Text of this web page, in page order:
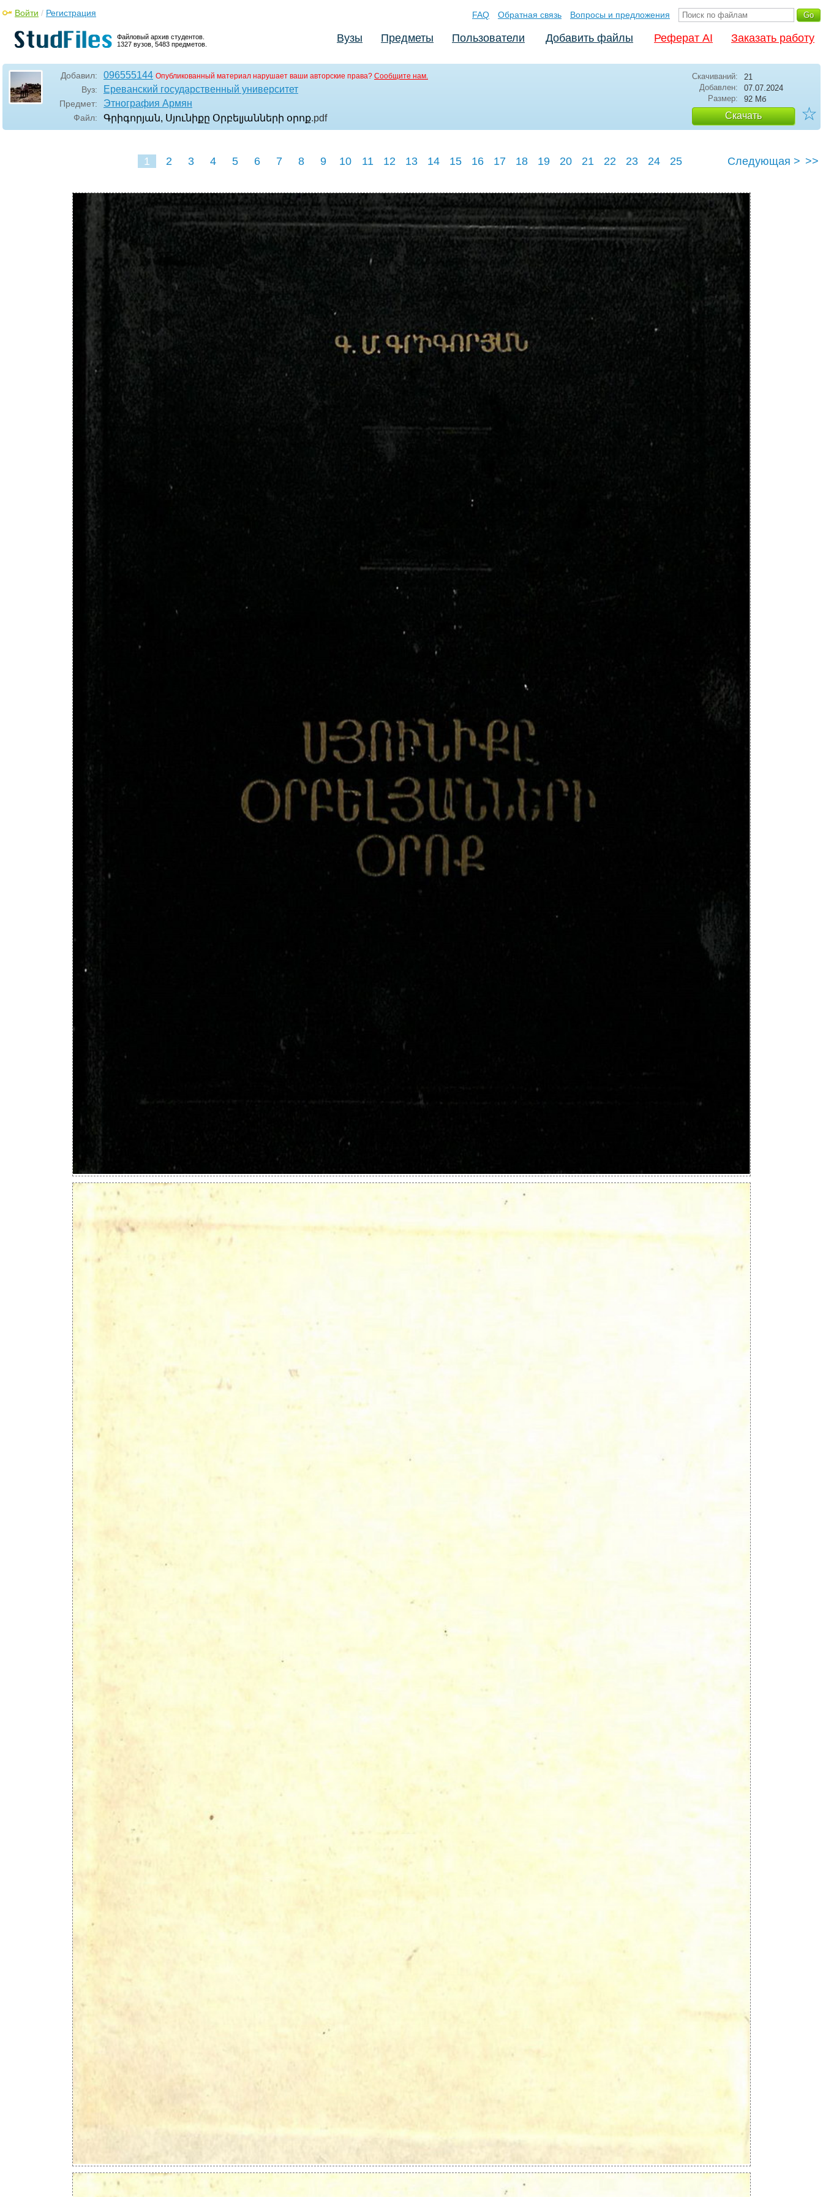
Файловый архив студентов.
1327 вузов, 5483 предметов.
Войти / Регистрация FAQ Обратная связь Вопросы и предложения
Вузы Предметы Пользователи Добавить файлы Реферат AI Заказать работу
Добавил: 096555144 Опубликованный материал нарушает ваши авторские права? Сообщите нам.
Вуз: Ереванский государственный университет
Предмет: Этнография Армян
Файл: Գրիգորյան, Սյունիքը Օրբելյանների օրոք.pdf
Скачиваний:
21
Добавлен:
07.07.2024
Размер:
92 Мб
Скачать ☆
1 2 3 4 5 6 7 8 9 10 11 12 13 14 15 16 17 18 19 20 21 22 23 24 25 Следующая > >>